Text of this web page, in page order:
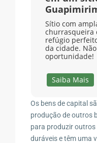
Sítio com
churrasqueira
refúgio
da cidade.
oportunidade!
Saiba Mais
Os bens de capital
produção de outros
para produzir outros
duráveis e têm uma